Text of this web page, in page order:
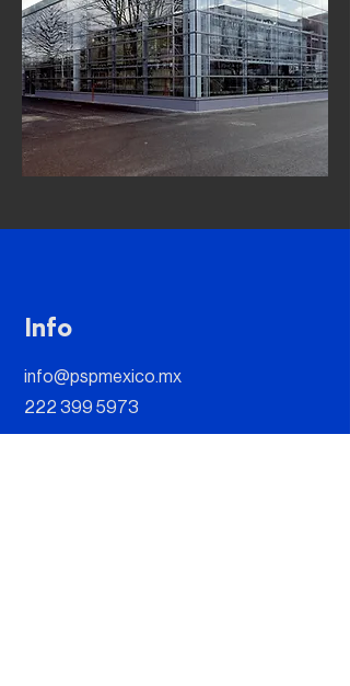
Info
info@pspmexico.mx
222 399 5973